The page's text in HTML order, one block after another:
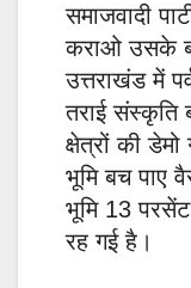
समाजवादी
कराओ उसके
उत्तराखंड में
तराई संस्कृति
क्षेत्रों की
भूमि बच पाए
भूमि 13
रह गई है।